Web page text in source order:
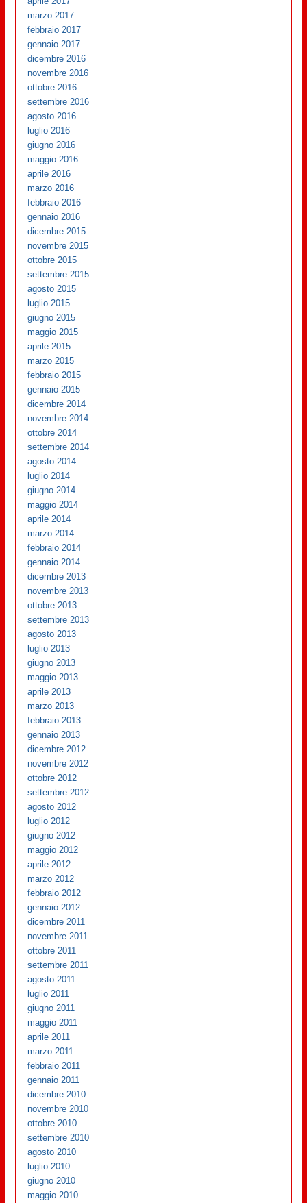
marzo 2017
febbraio 2017
gennaio 2017
dicembre 2016
novembre 2016
ottobre 2016
settembre 2016
agosto 2016
luglio 2016
giugno 2016
maggio 2016
aprile 2016
marzo 2016
febbraio 2016
gennaio 2016
dicembre 2015
novembre 2015
ottobre 2015
settembre 2015
agosto 2015
luglio 2015
giugno 2015
maggio 2015
aprile 2015
marzo 2015
febbraio 2015
gennaio 2015
dicembre 2014
novembre 2014
ottobre 2014
settembre 2014
agosto 2014
luglio 2014
giugno 2014
maggio 2014
aprile 2014
marzo 2014
febbraio 2014
gennaio 2014
dicembre 2013
novembre 2013
ottobre 2013
settembre 2013
agosto 2013
luglio 2013
giugno 2013
maggio 2013
aprile 2013
marzo 2013
febbraio 2013
gennaio 2013
dicembre 2012
novembre 2012
ottobre 2012
settembre 2012
agosto 2012
luglio 2012
giugno 2012
maggio 2012
aprile 2012
marzo 2012
febbraio 2012
gennaio 2012
dicembre 2011
novembre 2011
ottobre 2011
settembre 2011
agosto 2011
luglio 2011
giugno 2011
maggio 2011
aprile 2011
marzo 2011
febbraio 2011
gennaio 2011
dicembre 2010
novembre 2010
ottobre 2010
settembre 2010
agosto 2010
luglio 2010
giugno 2010
maggio 2010